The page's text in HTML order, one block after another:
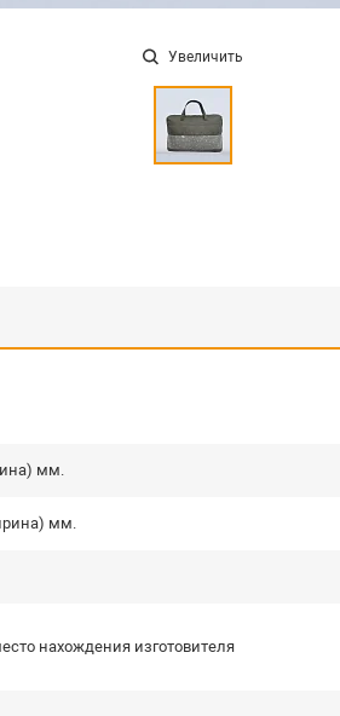
Увеличить
мм.
мм.
нахождения изготовителя